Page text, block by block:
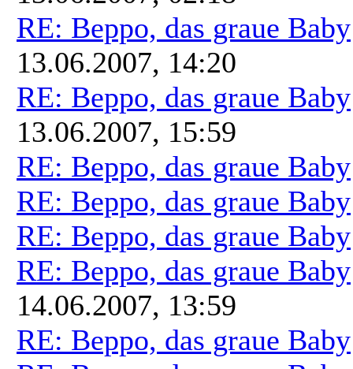
RE: Beppo, das graue Baby
13.06.2007, 14:20
RE: Beppo, das graue Baby
13.06.2007, 15:59
RE: Beppo, das graue Baby
RE: Beppo, das graue Baby
RE: Beppo, das graue Baby
RE: Beppo, das graue Baby
14.06.2007, 13:59
RE: Beppo, das graue Baby